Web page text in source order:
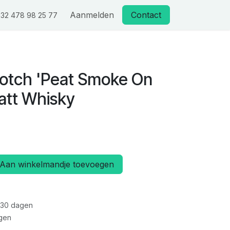
478 98 25 77 Aanmelden Contact
'Peat Smoke On
Whisky
Aan winkelmandje toevoegen
dagen